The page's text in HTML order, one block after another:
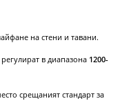
на стени и тавани.
в диапазона 1200-
срещаният стандарт за